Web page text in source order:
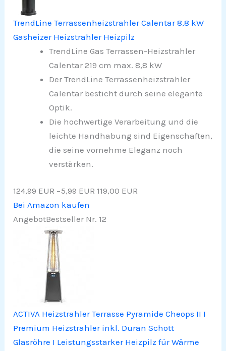
TrendLine Terrassenheizstrahler Calentar 8,8 kW
Gasheizer Heizstrahler Heizpilz
TrendLine Gas Terrassen-Heizstrahler
Calentar 219 cm max. 8,8 kW
Der TrendLine Terrassenheizstrahler
Calentar besticht durch seine elegante
Optik.
Die hochwertige Verarbeitung und die
leichte Handhabung sind Eigenschaften,
die seine vornehme Eleganz noch
verstärken.
124,99 EUR −5,99 EUR 119,00 EUR
Bei Amazon kaufen
AngebotBestseller Nr. 12
ACTIVA Heizstrahler Terrasse Pyramide Cheops II I
Premium Heizstrahler inkl. Duran Schott
Glasröhre I Leistungsstarker Heizpilz für Wärme